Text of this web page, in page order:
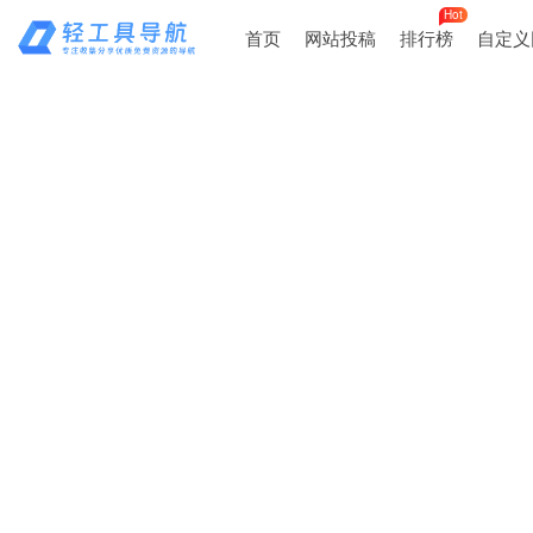
首页 网站投稿 排行榜
Hot
自定